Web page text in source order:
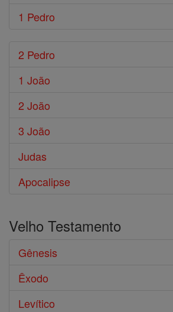
1 Pedro
2 Pedro
1 João
2 João
3 João
Judas
Apocalipse
Velho Testamento
Gênesis
Êxodo
Levítico